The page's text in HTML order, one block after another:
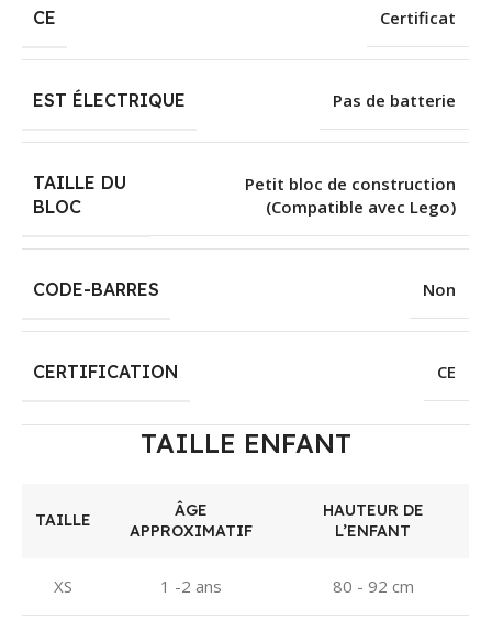
CE Certificat
EST ÉLECTRIQUE Pas de batterie
TAILLE DU
BLOC
Petit bloc de construction
(Compatible avec Lego)
CODE-BARRES Non
CERTIFICATION CE
TAILLE ENFANT
TAILLE
ÂGE
APPROXIMATIF
HAUTEUR DE
L’ENFANT
XS 1 -2 ans 80 - 92 cm